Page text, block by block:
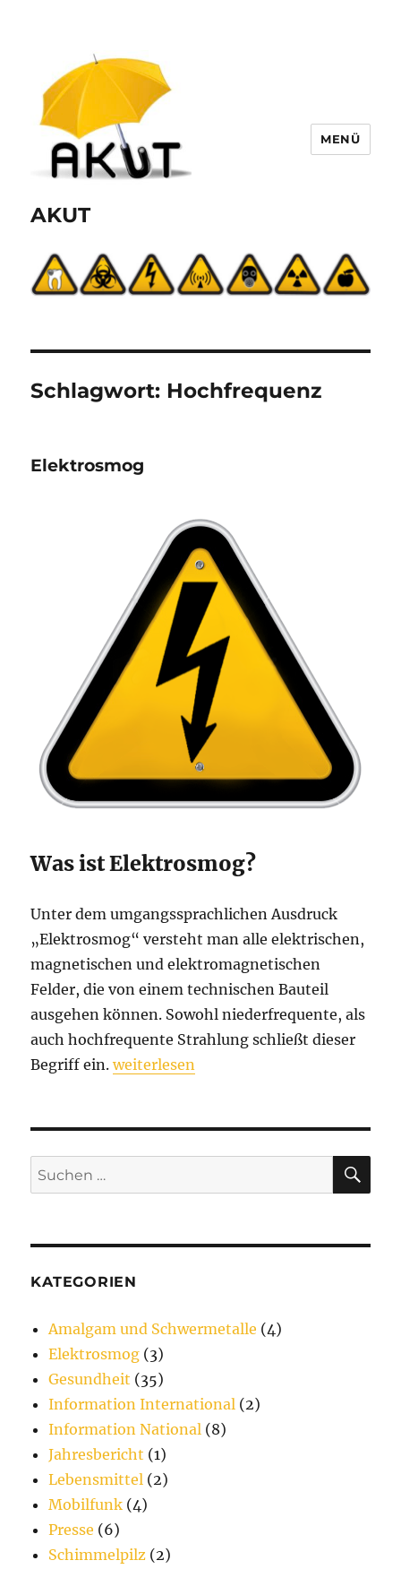
AKUT
MENÜ
Schlagwort: Hochfrequenz
Elektrosmog
Was ist Elektrosmog?
Unter dem umgangssprachlichen Ausdruck
„Elektrosmog“ versteht man alle elektrischen,
magnetischen und elektromagnetischen
Felder, die von einem technischen Bauteil
ausgehen können. Sowohl niederfrequente, als
auch hochfrequente Strahlung schließt dieser
Begriff ein.„Elektrosmog“
weiterlesen
Suchen
nach:
KATEGORIEN
Amalgam und Schwermetalle (4)
Elektrosmog (3)
Gesundheit (35)
Information International (2)
Information National (8)
Jahresbericht (1)
Lebensmittel (2)
Mobilfunk (4)
Presse (6)
Schimmelpilz (2)